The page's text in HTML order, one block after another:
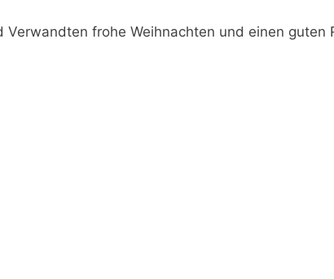
frohe Weihnachten und einen guten